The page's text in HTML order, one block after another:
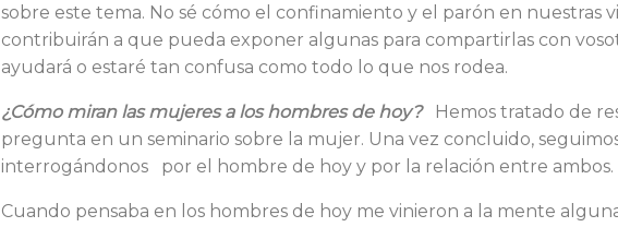
sobre este tema. No sé cómo el confinamiento y el parón en nuestras
contribuirán a que pueda exponer algunas para compartirlas con
ayudará o estaré tan confusa como todo lo que nos rodea.
¿Cómo miran las mujeres a los hom­bres de hoy?
Hemos tratado de
pregunta en un seminario sobre la mujer. Una vez concluido,
interrogándonos por el hombre de hoy y por la relación entre ambos.
Cuando pensaba en los hombres de hoy me vinieron a la mente